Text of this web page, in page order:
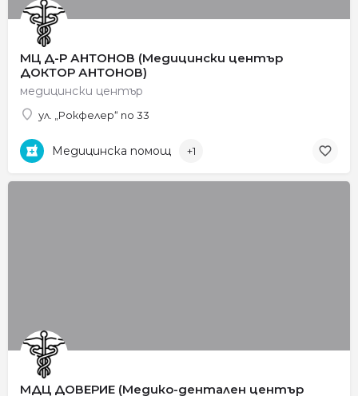
МЦ Д-Р АНТОНОВ (Медицински център
ДОКТОР АНТОНОВ)
медицински център
ул. „Рокфелер“ no 33
Медицинска помощ +1
МДЦ ДОВЕРИЕ (Медико-дентален център